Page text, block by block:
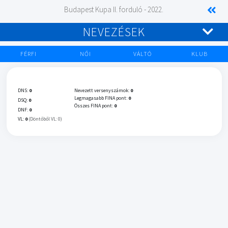
Budapest Kupa II. forduló - 2022.
NEVEZÉSEK
FÉRFI NŐI VÁLTÓ KLUB
DNS: 0
DSQ: 0
DNF: 0
VL: 0 (Döntőből VL: 0)
Nevezett versenyszámok: 0
Legmagasabb FINA pont: 0
Összes FINA pont: 0